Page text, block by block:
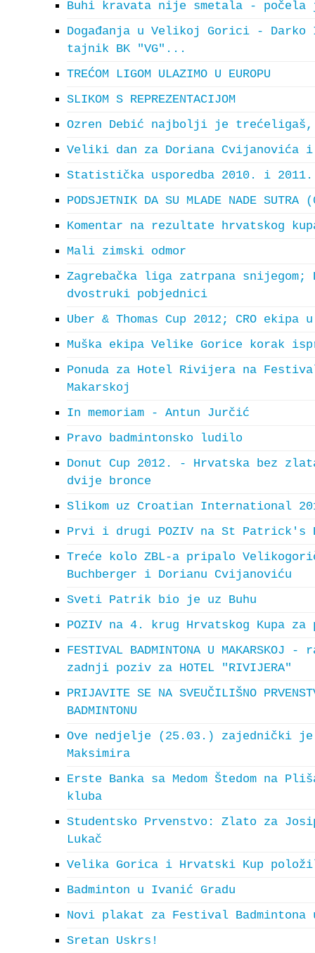
Buhi kravata nije smetala - počela
Događanja u Velikoj Gorici -
tajnik BK "VG"...
TREĆOM LIGOM ULAZIMO U EUROPU
SLIKOM S REPREZENTACIJOM
Ozren Debić najbolji je
Veliki dan za Doriana Cvijanovića i
Statistička usporedba 2010. i 2011.
PODSJETNIK DA SU MLADE NADE
Komentar na rezultate hrvatskog
Mali zimski odmor
Zagrebačka liga zatrpana
dvostruki pobjednici
Uber & Thomas Cup 2012; CRO ekipa
Muška ekipa Velike Gorice korak
Ponuda za Hotel Rivijera na
Makarskoj
In memoriam - Antun Jurčić
Pravo badmintonsko ludilo
Donut Cup 2012. - Hrvatska bez
dvije bronce
Slikom uz Croatian International
Prvi i drugi POZIV na St Patrick's
Treće kolo ZBL-a pripalo
Buchberger i Dorianu Cvijanoviću
Sveti Patrik bio je uz Buhu
POZIV na 4. krug Hrvatskog Kupa za
FESTIVAL BADMINTONA U
zadnji poziv za HOTEL "RIVIJERA"
PRIJAVITE SE NA SVEUČILIŠNO
BADMINTONU
Ove nedjelje (25.03.) zajednički je
Maksimira
Erste Banka sa Medom Štedom na
kluba
Studentsko Prvenstvo: Zlato za
Lukač
Velika Gorica i Hrvatski Kup
Badminton u Ivanić Gradu
Novi plakat za Festival Badmintona
Sretan Uskrs!